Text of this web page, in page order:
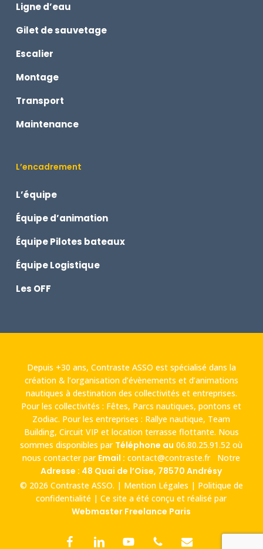
Ligne d’eau
Gilet de sauvetage
Escalier
Montage
Transport
Maintenance
L’encadrement
L’équipe
Équipe d’animation
Équipe Pilotes bateaux
Équipe Logistique
Les OFF
Depuis +30 ans, Contraste ASSO est spécialisé dans la
création & l’organisation d’évènements et d’animations
nautiques à destination des collectivités et entreprises.
Pour les collectivités : Fêtes, Parcs nautiques, pontons et
Zodiac. Pour les entreprises : Rallye nautique, Team
Building, Circuit VIP et location terrasse flottante. Nous
sommes disponibles par Téléphone au 06.80.25.91.52 où
nous contacter par Email : contact@contraste.fr Notre
Adresse : 48 Quai de l’Oise, 78570 Andrésy
© 2026 Contraste ASSO. | Mention Légales | Politique de
confidentialité | Ce site a été conçu et réalisé par
Webmaster Freelance Paris
facebooklinkedin youtubephone email